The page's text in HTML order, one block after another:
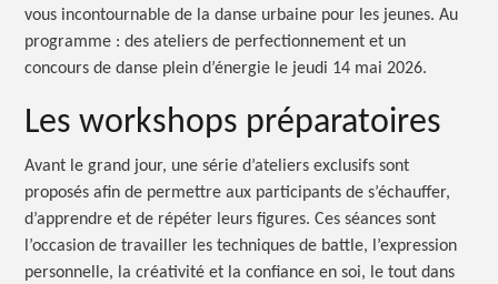
vous incontournable de la danse urbaine pour les jeunes. Au
programme : des ateliers de perfectionnement et un
concours de danse plein d’énergie le jeudi 14 mai 2026.
Les workshops préparatoires
Avant le grand jour, une série d’ateliers exclusifs sont
proposés afin de permettre aux participants de s’échauffer,
d’apprendre et de répéter leurs figures. Ces séances sont
l’occasion de travailler les techniques de battle, l’expression
personnelle, la créativité et la confiance en soi, le tout dans